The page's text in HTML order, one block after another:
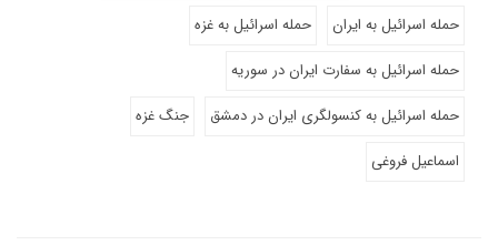
حمله اسرائیل به ایران
حمله اسرائیل به غزه
حمله اسرائیل به سفارت ایران در سوریه
حمله اسرائیل به کنسولگری ایران در دمشق
جنگ غزه
اسماعیل فروغی